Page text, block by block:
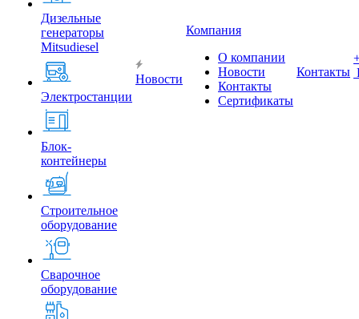
Дизельные
генераторы
Mitsudiesel
Электростанции
Блок-
контейнеры
Строительное
оборудование
Сварочное
оборудование
Новости
Компания
О компании
Новости
Контакты
Сертификаты
Контакты